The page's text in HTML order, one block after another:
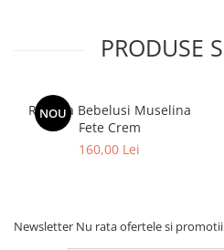
PRODUSE
NOU
Rochita Bebelusi Muselina
Fete Crem
160,00 Lei
Newsletter Nu rata ofertele si